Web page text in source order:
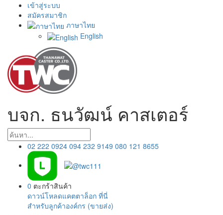
เข้าสู่ระบบ
สมัครสมาชิก
ภาษาไทย
English
บจก. ธนวัฒน์ คาสเตอร์
02 222 0924 094 232 9149 080 121 8655
0 ตะกร้าสินค้า
ดาวน์โหลดแคตตาล็อก ที่นี่
สำหรับลูกค้าองค์กร (ขายส่ง)